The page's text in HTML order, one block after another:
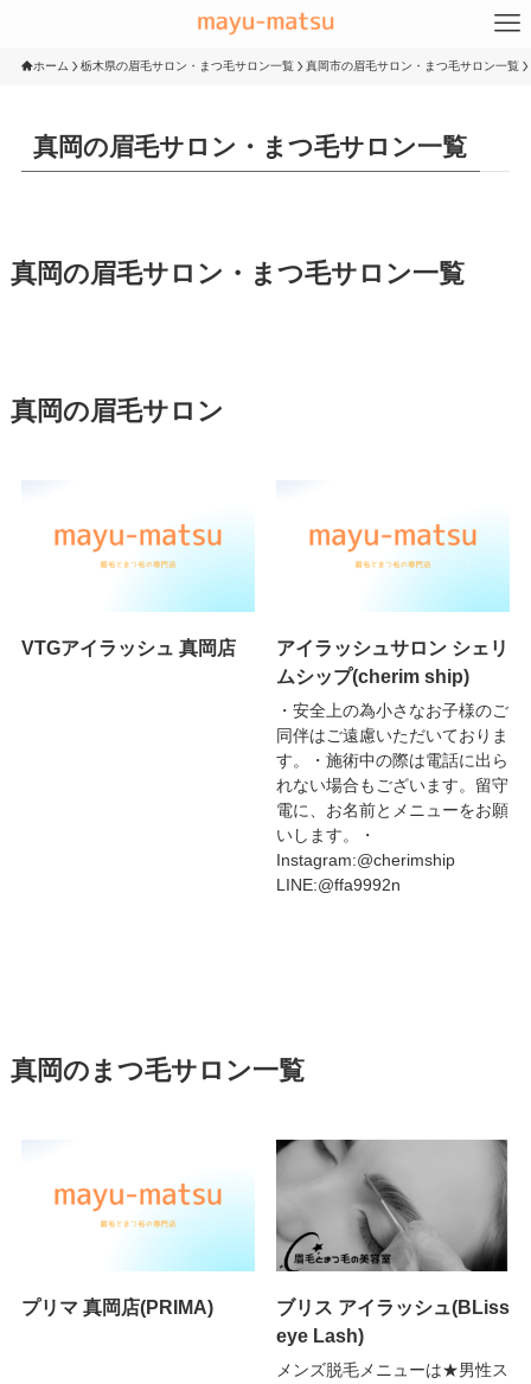
ホーム 栃木県の眉毛サロン・まつ毛サロン一覧 真岡市の眉毛サロン・まつ毛サロン一覧
真岡の眉毛サロン・まつ毛サロン一覧
真岡の眉毛サロン・まつ毛サロン一覧
真岡の眉毛サロン
VTGアイラッシュ 真岡店
アイラッシュサロン シェリ
ムシップ(cherim ship)
・安全上の為小さなお子様のご
同伴はご遠慮いただいておりま
す。・施術中の際は電話に出ら
れない場合もございます。留守
電に、お名前とメニューをお願
いします。・
Instagram:@cherimship
LINE:@ffa9992n
真岡のまつ毛サロン一覧
プリマ 真岡店(PRIMA)
ブリス アイラッシュ(BLiss
eye Lash)
メンズ脱毛メニューは★男性ス